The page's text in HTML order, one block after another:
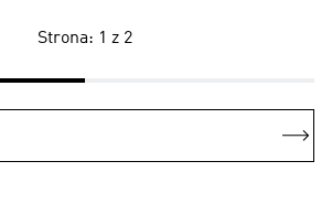
Strona: 1 z 2